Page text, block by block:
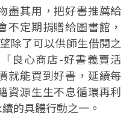
盡其用，把好書推薦給
不定期捐贈給圖書館，
除了可以供師生借閱之
良心商店-好書義賣活
就能買到好書，延續每
資源生生不息循環再利
的具體行動之一。